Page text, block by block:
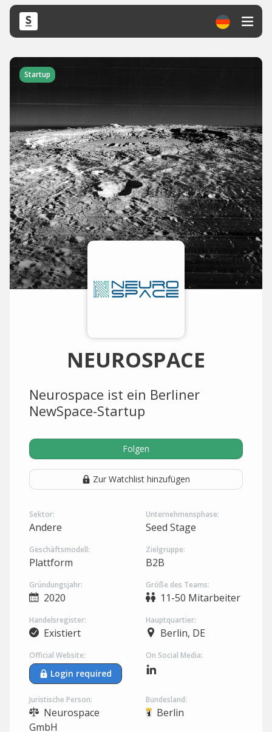
Startup
NEUROSPACE
Neurospace ist ein Berliner
NewSpace-Startup
Folgen
Zur Watchlist hinzufügen
Sektor:
Andere
Unternehmensphase:
Seed Stage
Geschäftsmodell:
Plattform
Zielgruppe:
B2B
Gründungsjahr:
2020
Größe des Teams:
11-50 Mitarbeiter
Handelsregister:
Existiert
Hauptquartier:
Berlin, DE
Official Website:
Login required
On Social Media:
Juristische Person:
Neurospace
GmbH
Bundesland:
Berlin